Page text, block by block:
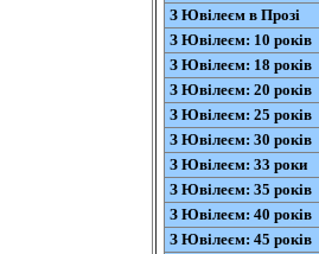
З Ювілеєм в Прозі
З Ювілеєм: 10 років
З Ювілеєм: 18 років
З Ювілеєм: 20 років
З Ювілеєм: 25 років
З Ювілеєм: 30 років
З Ювілеєм: 33 роки
З Ювілеєм: 35 років
З Ювілеєм: 40 років
З Ювілеєм: 45 років